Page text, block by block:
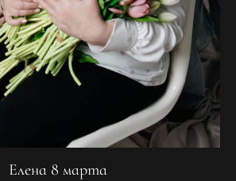
Елена 8 марта